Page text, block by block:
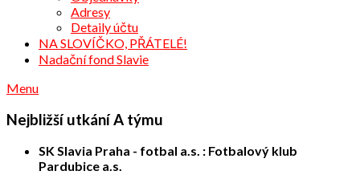
Adresy
Detaily účtu
NA SLOVÍČKO, PŘÁTELÉ!
Nadační fond Slavie
Menu
Nejbližší utkání A týmu
SK Slavia Praha - fotbal a.s. : Fotbalový klub
Pardubice a.s.